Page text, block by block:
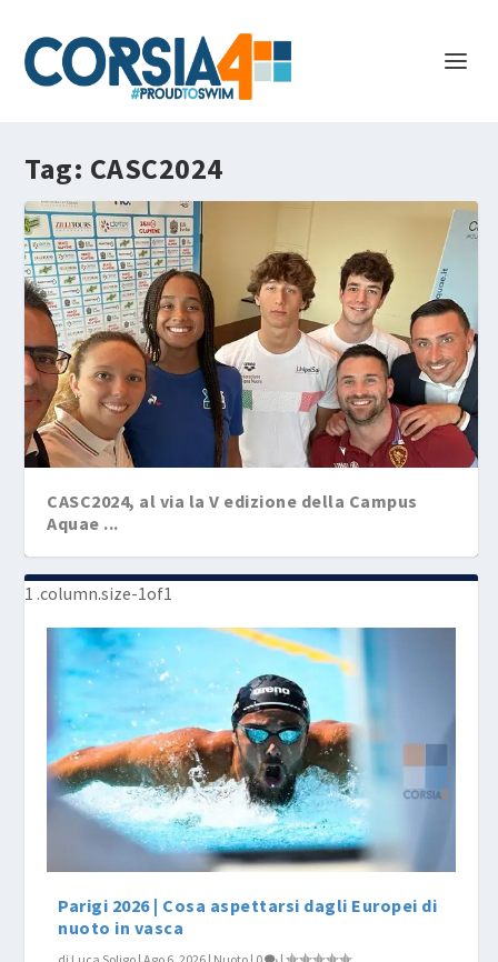
Tag: CASC2024
CASC2024, al via la V edizione della Campus
Aquae ...
Parigi 2026 | Cosa aspettarsi dagli Europei di
nuoto in vasca